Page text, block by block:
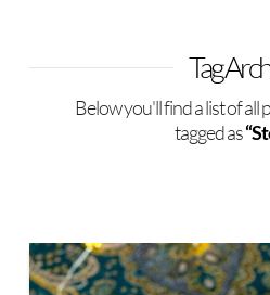
Tag
Below you'll find a list of all
tagged as